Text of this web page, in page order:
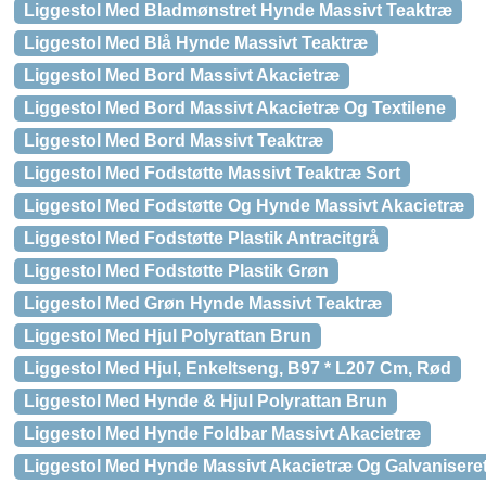
Liggestol Med Bladmønstret Hynde Massivt Teaktræ
Liggestol Med Blå Hynde Massivt Teaktræ
Liggestol Med Bord Massivt Akacietræ
Liggestol Med Bord Massivt Akacietræ Og Textilene
Liggestol Med Bord Massivt Teaktræ
Liggestol Med Fodstøtte Massivt Teaktræ Sort
Liggestol Med Fodstøtte Og Hynde Massivt Akacietræ
Liggestol Med Fodstøtte Plastik Antracitgrå
Liggestol Med Fodstøtte Plastik Grøn
Liggestol Med Grøn Hynde Massivt Teaktræ
Liggestol Med Hjul Polyrattan Brun
Liggestol Med Hjul, Enkeltseng, B97 * L207 Cm, Rød
Liggestol Med Hynde & Hjul Polyrattan Brun
Liggestol Med Hynde Foldbar Massivt Akacietræ
Liggestol Med Hynde Massivt Akacietræ Og